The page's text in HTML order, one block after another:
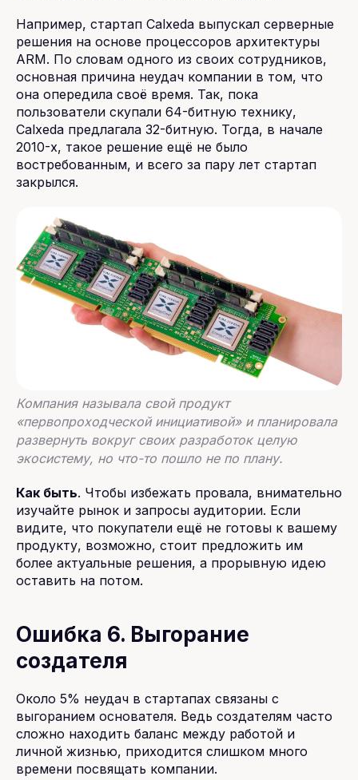
Например, стартап Calxeda выпускал серверные
решения на основе процессоров архитектуры
ARM. По словам одного из своих сотрудников,
основная причина неудач компании в том, что
она опередила своё время. Так, пока
пользователи скупали 64-битную технику,
Calxeda предлагала 32-битную. Тогда, в начале
2010-х, такое решение ещё не было
востребованным, и всего за пару лет стартап
закрылся.
Компания называла свой продукт
«первопроходческой инициативой» и планировала
развернуть вокруг своих разработок целую
экосистему, но что-то пошло не по плану.
Как быть. Чтобы избежать провала, внимательно
изучайте рынок и запросы аудитории. Если
видите, что покупатели ещё не готовы к вашему
продукту, возможно, стоит предложить им
более актуальные решения, а прорывную идею
оставить на потом.
Ошибка 6. Выгорание
создателя
Около 5% неудач в стартапах связаны с
выгоранием основателя. Ведь создателям часто
сложно находить баланс между работой и
личной жизнью, приходится слишком много
времени посвящать компании.